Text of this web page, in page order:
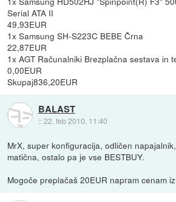
Serial ATA II
49,93EUR
1x Samsung SH-S223C BEBE Črna
22,87EUR
1x AGT Računalniki Brezplačna sestava in
0,00EUR
Skupaj836,20EUR
BALAST
::22. feb 2010, 11:40
MrX, super konfiguracija, odličen
matična, ostalo pa je vse BESTBUY.
Mogoče preplačaš 20EUR napram cenam